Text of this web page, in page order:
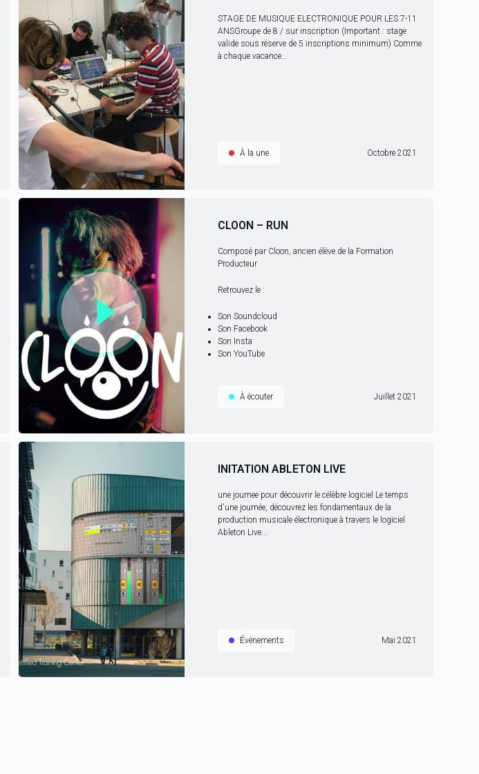
À la une Octobre 2021
STAGE DE MUSIQUE ELECTRONIQUE POUR LES 7-11
ANSGroupe de 8 / sur inscription (Important : stage
valide sous réserve de 5 inscriptions minimum) Comme
à chaque vacance...
À écouter Juillet 2021
CLOON – RUN
Composé par Cloon, ancien élève de la Formation
Producteur
Retrouvez le :
Son Soundcloud
Son Facebook
Son Insta
Son YouTube
Événements Mai 2021
INITATION ABLETON LIVE
une journee pour découvrir le célèbre logiciel Le temps
d'une journée, découvrez les fondamentaux de la
production musicale électronique à travers le logiciel
Ableton Live...